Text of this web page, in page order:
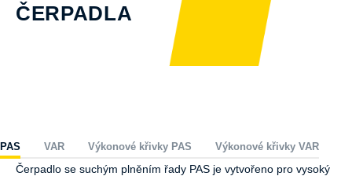
ČERPADLA
PAS VAR Výkonové křivky PAS Výkonové křivky VAR
Čerpadlo se suchým plněním řady PAS je vytvořeno pro vysoký